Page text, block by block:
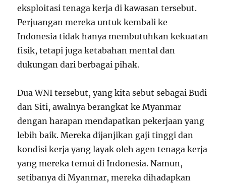
eksploitasi tenaga kerja di kawasan tersebut.
Perjuangan mereka untuk kembali ke
Indonesia tidak hanya membutuhkan kekuatan
fisik, tetapi juga ketabahan mental dan
dukungan dari berbagai pihak.
Dua WNI tersebut, yang kita sebut sebagai Budi
dan Siti, awalnya berangkat ke Myanmar
dengan harapan mendapatkan pekerjaan yang
lebih baik. Mereka dijanjikan gaji tinggi dan
kondisi kerja yang layak oleh agen tenaga kerja
yang mereka temui di Indonesia. Namun,
setibanya di Myanmar, mereka dihadapkan